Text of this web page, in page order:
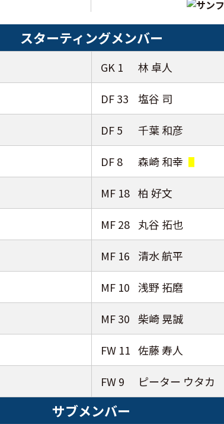
スターティングメンバー
GK 1 林 卓人
DF 33 塩谷 司
DF 5 千葉 和彦
DF 8 森崎 和幸
MF 18 柏 好文
MF 28 丸谷 拓也
MF 16 清水 航平
MF 10 浅野 拓磨
MF 30 柴崎 晃誠
FW 11 佐藤 寿人
FW 9 ピーター ウタカ
サブメンバー